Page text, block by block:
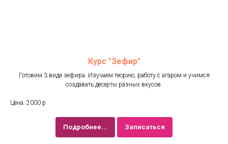
Курс "Зефир"
Готовим 3 вида зефира. Изучаем теорию, работу с агаром и учимся
создавать десерты разных вкусов.
Цена: 2000 р
Подробнее... Записаться